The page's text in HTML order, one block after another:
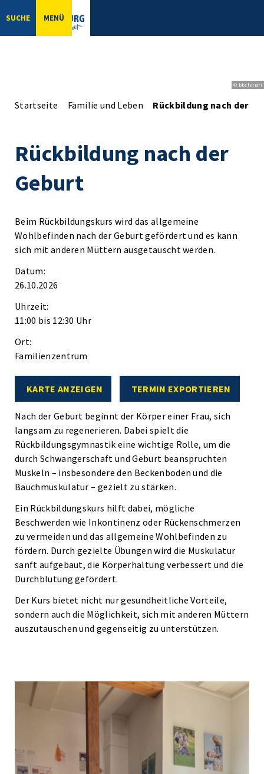
SUCHE MENÜ
© bbsferrari
Startseite Familie und Leben Rückbildung nach der
Rückbildung nach der
Geburt
Beim Rückbildungskurs wird das allgemeine
Wohlbefinden nach der Geburt gefördert und es kann
sich mit anderen Müttern ausgetauscht werden.
Datum:
26.10.2026
Uhrzeit:
11:00 bis 12:30 Uhr
Ort:
Familienzentrum
KARTE ANZEIGEN TERMIN EXPORTIEREN
Nach der Geburt beginnt der Körper einer Frau, sich
langsam zu regenerieren. Dabei spielt die
Rückbildungsgymnastik eine wichtige Rolle, um die
durch Schwangerschaft und Geburt beanspruchten
Muskeln – insbesondere den Beckenboden und die
Bauchmuskulatur – gezielt zu stärken.
Ein Rückbildungskurs hilft dabei, mögliche
Beschwerden wie Inkontinenz oder Rückenschmerzen
zu vermeiden und das allgemeine Wohlbefinden zu
fördern. Durch gezielte Übungen wird die Muskulatur
sanft aufgebaut, die Körperhaltung verbessert und die
Durchblutung gefördert.
Der Kurs bietet nicht nur gesundheitliche Vorteile,
sondern auch die Möglichkeit, sich mit anderen Müttern
auszutauschen und gegenseitig zu unterstützen.